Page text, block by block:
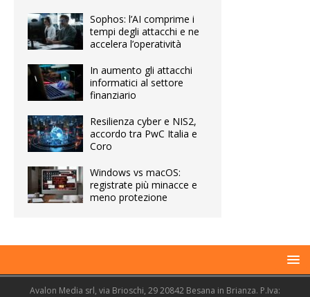
Sophos: l’AI comprime i
tempi degli attacchi e ne
accelera l’operatività
In aumento gli attacchi
informatici al settore
finanziario
Resilienza cyber e NIS2,
accordo tra PwC Italia e
Coro
Windows vs macOS:
registrate più minacce e
meno protezione
Avalon Media srl, via Brioschi, 29 20842 Besana in Brianza. P.Iva: